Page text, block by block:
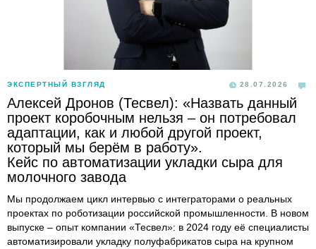
ЭКСПЕРТНЫЙ ВЗГЛЯД 28.07.2026
Алексей Дронов (Тесвел): «Назвать данный
проект коробочным нельзя – он потребовал
адаптации, как и любой другой проект,
который мы берём в работу».
Кейс по автоматизации укладки сыра для
молочного завода
Мы продолжаем цикл интервью с интеграторами о реальных
проектах по роботизации российской промышленности. В новом
выпуске – опыт компании «Тесвел»: в 2024 году её специалисты
автоматизировали укладку полуфабрикатов сыра на крупном